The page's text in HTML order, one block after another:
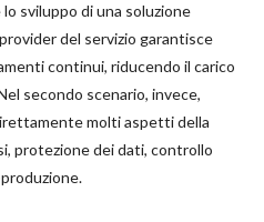
sviluppo di una soluzione
del servizio garantisce
continui, riducendo il carico
secondo scenario, invece,
molti aspetti della
protezione dei dati, controllo